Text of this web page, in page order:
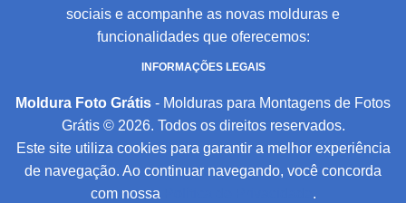
sociais e acompanhe as novas molduras e
funcionalidades que oferecemos:
INFORMAÇÕES LEGAIS
Moldura Foto Grátis - Molduras para Montagens de Fotos
Grátis © 2026. Todos os direitos reservados.
Este site utiliza cookies para garantir a melhor experiência
de navegação. Ao continuar navegando, você concorda
com nossa
.